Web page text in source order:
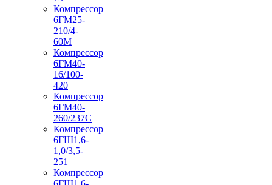
Компрессор
6ГМ25-
210/4-
60М
Компрессор
6ГМ40-
16/100-
420
Компрессор
6ГМ40-
260/237C
Компрессор
6ГШ1,6-
1,0/3,5-
251
Компрессор